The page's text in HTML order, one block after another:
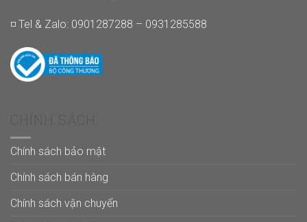
◽ Tel & Zalo: 0901287288 – 0931285588
Chính sách bảo mật
Chính sách bán hàng
Chính sách vận chuyển